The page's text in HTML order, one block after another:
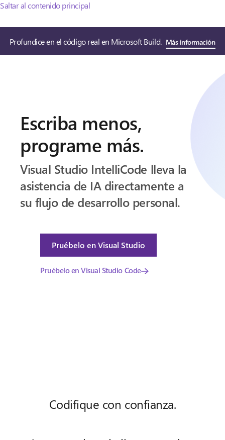
Saltar al contenido principal
Profundice en el código real en Microsoft Build. Más información
Escriba menos,
programe más.
Visual Studio IntelliCode lleva la
asistencia de IA directamente a
su flujo de desarrollo personal.
Pruébelo en Visual Studio
Pruébelo en Visual Studio Code
Codifique con confianza.